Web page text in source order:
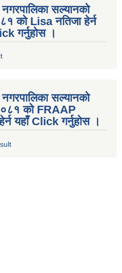
नगरपालिका सल्यानको
को Lisa नतिजा हेर्न
गर्नुहोस ।
नगरपालिका सल्यानको
को FRAAP
यहाँ Click गर्नुहोस ।